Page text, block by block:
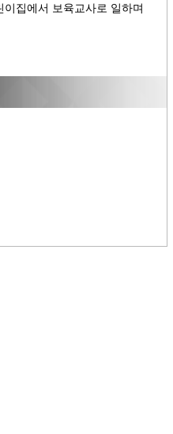
집에서 보육교사로 일하며